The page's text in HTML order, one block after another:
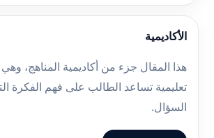
الأكاديمية
هذا المقال جزء من أكاديمية المناهج،
تعليمية تساعد الطالب على فهم الفكرة
السؤال.